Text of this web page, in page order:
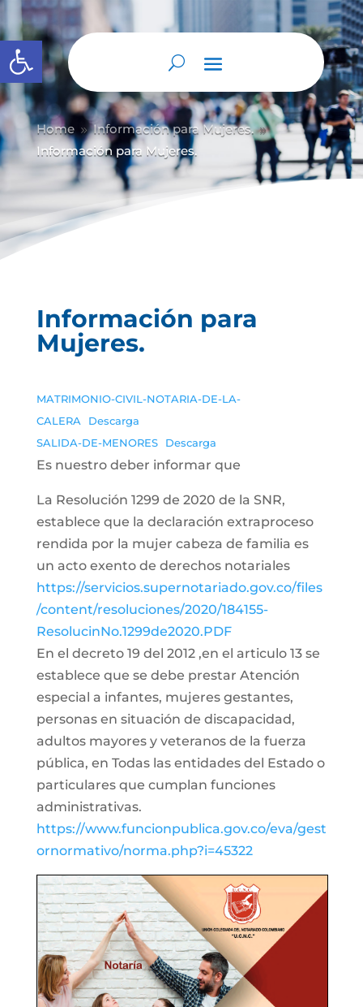
Abrir barra de herramientas
Home 9 Información para Mujeres. 9
Información para Mujeres.
Información para
Mujeres.
MATRIMONIO-CIVIL-NOTARIA-DE-LA-
CALERA
Descarga
SALIDA-DE-MENORES
Descarga
Es nuestro deber informar que
La Resolución 1299 de 2020 de la SNR,
establece que la declaración extraproceso
rendida por la mujer cabeza de familia es
un acto exento de derechos notariales
https://servicios.supernotariado.gov.co/files
/content/resoluciones/2020/184155-
ResolucinNo.1299de2020.PDF
En el decreto 19 del 2012 ,en el articulo 13 se
establece que se debe prestar Atención
especial a infantes, mujeres gestantes,
personas en situación de discapacidad,
adultos mayores y veteranos de la fuerza
pública, en Todas las entidades del Estado o
particulares que cumplan funciones
administrativas.
https://www.funcionpublica.gov.co/eva/gest
ornormativo/norma.php?i=45322